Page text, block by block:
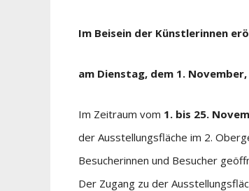
Im Beisein der Künstlerinnen
am Dienstag, dem 1.
Im Zeitraum vom 1. bis 25.
der Ausstellungsfläche im 2.
Besucherinnen und Besucher
Der Zugang zu der